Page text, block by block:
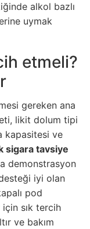
alkol bazlı
uymak
etmeli?
gereken ana
likit dolum tipi
kapasitesi ve
sigara tavsiye
demonstrasyon
iyi olan
pod
sık tercih
ve bakım